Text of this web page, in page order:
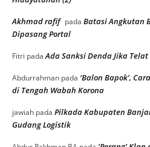
Akhmad rafif pada Batasi Angkutan
Dipasang Portal
Fitri padaAda Sanksi Denda Jika
Abdurrahman pada ‘Balon Bapok’,
di Tengah Wabah Korona
jawiah pada Pilkada Kabupaten
Gudang Logistik